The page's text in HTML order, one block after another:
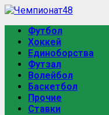
Футбол
Хоккей
Единоборства
Футзал
Волейбол
Баскетбол
Прочие
Ставки